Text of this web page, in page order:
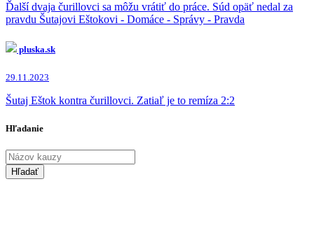
Ďalší dvaja čurillovci sa môžu vrátiť do práce. Súd opäť nedal za
pravdu Šutajovi Eštokovi - Domáce - Správy - Pravda
pluska.sk
29.11.2023
Šutaj Eštok kontra čurillovci. Zatiaľ je to remíza 2:2
Hľadanie